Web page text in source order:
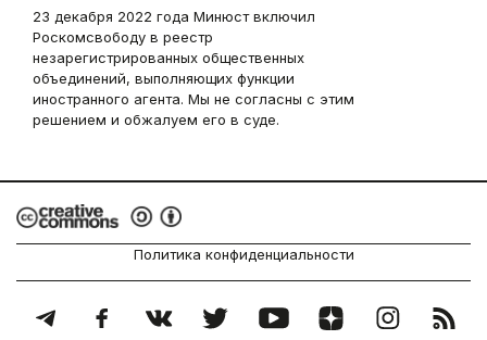
23 декабря 2022 года Минюст включил
Роскомсвободу в реестр
незарегистрированных общественных
объединений, выполняющих функции
иностранного агента. Мы не согласны с этим
решением и обжалуем его в суде.
Политика конфиденциальности